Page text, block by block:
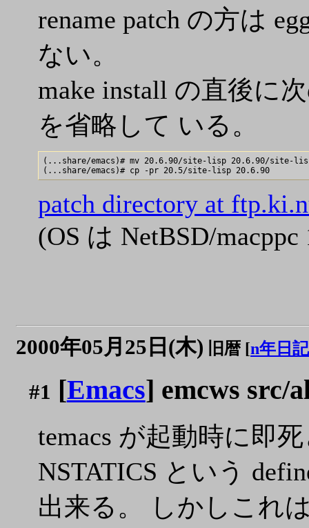
rename patch の方は
ない。
make install の直後に
を省略して いる。
(...share/emacs)# mv 20.6.90/site-lisp 20.6.90/site-
patch directory at
(OS は NetBSD/macppc
2000年05月25日(木) 旧暦 [n年日記
#1 [Emacs] emcws src/
temacs が起動時に即
NSTATICS という
出来る。 しかしこれ